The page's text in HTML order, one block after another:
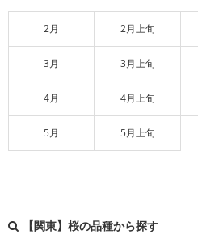
2月 2月上旬
3月 3月上旬
4月 4月上旬
5月 5月上旬
【関東】桜の品種から探す